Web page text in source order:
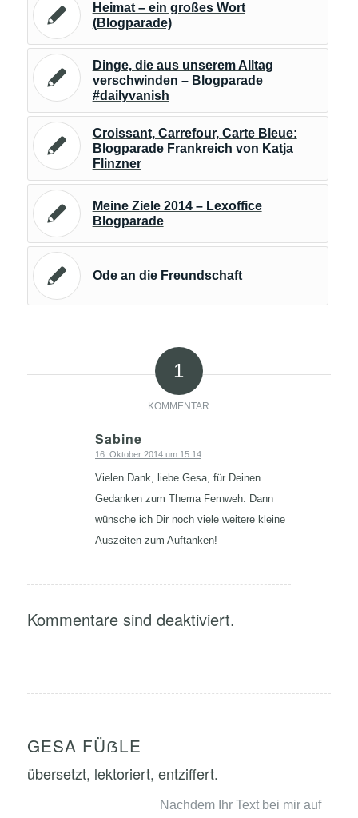
Heimat – ein großes Wort
(Blogparade)
Dinge, die aus unserem Alltag
verschwinden – Blogparade
#dailyvanish
Croissant, Carrefour, Carte Bleue:
Blogparade Frankreich von Katja
Flinzner
Meine Ziele 2014 – Lexoffice
Blogparade
Ode an die Freundschaft
1
KOMMENTAR
Sabine
sagte:
16. Oktober 2014 um 15:14
Vielen Dank, liebe Gesa, für Deinen
Gedanken zum Thema Fernweh. Dann
wünsche ich Dir noch viele weitere kleine
Auszeiten zum Auftanken!
Kommentare sind deaktiviert.
GESA FÜẞLE
übersetzt, lektoriert, entziffert.
Nachdem Ihr Text bei mir auf